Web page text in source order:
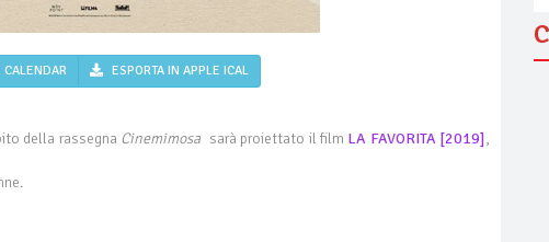
CALENDAR ESPORTA IN APPLE ICAL
della rassegna Cinemimosa sarà proiettato il film LA FAVORITA [2019],